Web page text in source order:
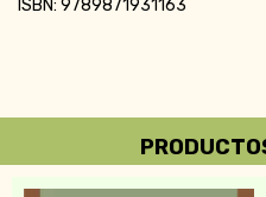
ISBN: 9789871931163